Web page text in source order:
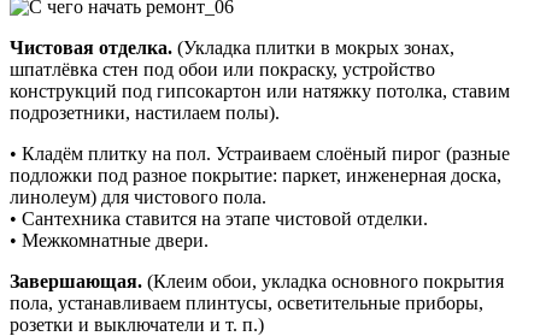
Чистовая отделка. (Укладка плитки в мокрых зонах,
шпатлёвка стен под обои или покраску, устройство
конструкций под гипсокартон или натяжку потолка, ставим
подрозетники, настилаем полы).
• Кладём плитку на пол. Устраиваем слоёный пирог (разные
подложки под разное покрытие: паркет, инженерная доска,
линолеум) для чистового пола.
• Сантехника ставится на этапе чистовой отделки.
• Межкомнатные двери.
Завершающая. (Клеим обои, укладка основного покрытия
пола, устанавливаем плинтусы, осветительные приборы,
розетки и выключатели и т. п.)